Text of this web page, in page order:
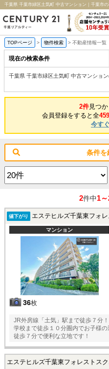
千葉県 千葉市緑区土気町 中古マンション｜千葉市
TOPページ > 物件検索 > 不動産情報一覧
現在の検索条件
千葉県 千葉市緑区土気町 中古マンショ
2件見つか
会員登録をすると全
今す
条件を
2件中1
値下がり エステヒルズ千葉東フォレスト
マンション
36枚
JR外房線「土気」駅まで徒歩７分
学校まで徒歩１０分圏内でお子様
徒歩７分で便利な立地です！